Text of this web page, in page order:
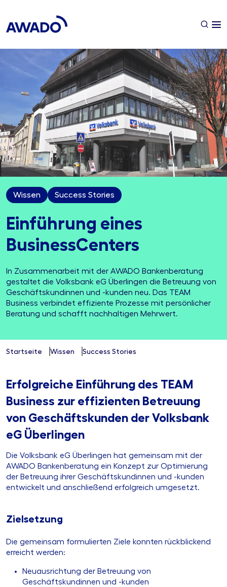
Wissen Success Stories
Einführung eines
BusinessCenters
In Zusammenarbeit mit der AWADO Bankenberatung
gestaltet die Volksbank eG Überlingen die Betreuung von
Geschäftskundinnen und -kunden neu. Das TEAM
Business verbindet effiziente Prozesse mit persönlicher
Beratung und schafft nachhaltigen Mehrwert.
Startseite Wissen Success Stories
Erfolgreiche Einführung des TEAM
Business zur effizienten Betreuung
von Geschäftskunden der Volksbank
eG Überlingen
Die Volksbank eG Überlingen hat gemeinsam mit der
AWADO Bankenberatung ein Konzept zur Optimierung
der Betreuung ihrer Geschäftskundinnen und -kunden
entwickelt und anschließend erfolgreich umgesetzt.
Zielsetzung
Die gemeinsam formulierten Ziele konnten rückblickend
erreicht werden:
Neuausrichtung der Betreuung von
Geschäftskundinnen und -kunden